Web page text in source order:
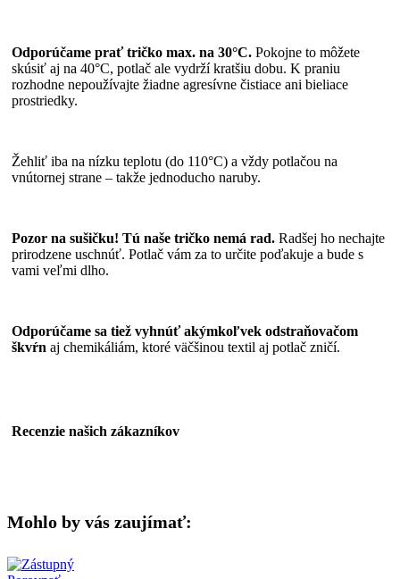
Odporúčame prať tričko max. na 30°C. Pokojne to môžete
skúsiť aj na 40°C, potlač ale vydrží kratšiu dobu. K praniu
rozhodne nepoužívajte žiadne agresívne čistiace ani bieliace
prostriedky.
Žehliť iba na nízku teplotu (do 110°C) a vždy potlačou na
vnútornej strane – takže jednoducho naruby.
Pozor na sušičku! Tú naše tričko nemá rad. Radšej ho nechajte
prirodzene uschnúť. Potlač vám za to určite poďakuje a bude s
vami veľmi dlho.
Odporúčame sa tiež vyhnúť akýmkoľvek odstraňovačom
škvŕn aj chemikáliám, ktoré väčšinou textil aj potlač zničí.
Recenzie našich zákazníkov
Mohlo by vás zaujímať: